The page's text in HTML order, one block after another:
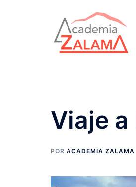
Viaje
POR ACADEMIA ZALAMA